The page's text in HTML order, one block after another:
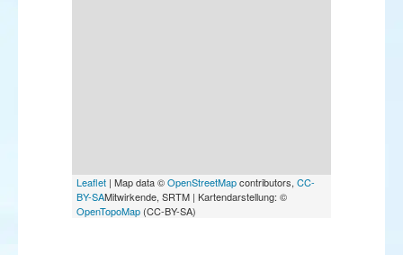
Leaflet | Map data ©OpenStreetMapcontributors, CC-
BY-SAMitwirkende, SRTM | Kartendarstellung: ©
OpenTopoMap (CC-BY-SA)